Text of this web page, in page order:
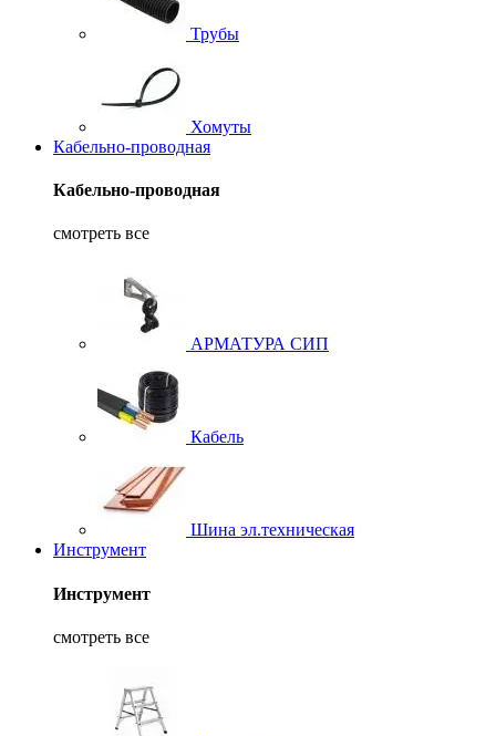
Трубы
Хомуты
Кабельно-проводная
Кабельно-проводная
смотреть все
АРМАТУРА СИП
Кабель
Шина эл.техническая
Инструмент
Инструмент
смотреть все